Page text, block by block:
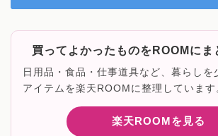
買ってよかったものをROOMにま
日用品・食品・仕事道具など、暮らしを
アイテムを楽天ROOMに整理しています
楽天ROOMを見る